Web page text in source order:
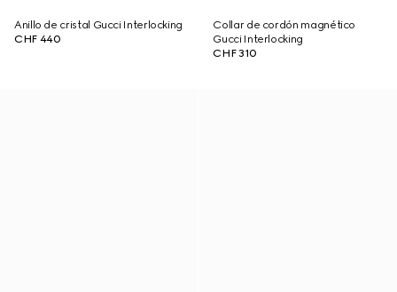
Anillo de cristal Gucci Interlocking
CHF 440
Collar de cordón magnético
Gucci Interlocking
CHF 310